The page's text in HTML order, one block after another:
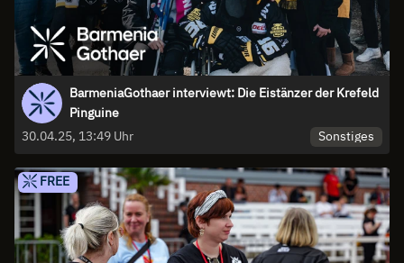
BarmeniaGothaer interviewt: Die Eistänzer der Krefeld
Pinguine
30.04.25, 13:49 Uhr
Sonstiges
FREE